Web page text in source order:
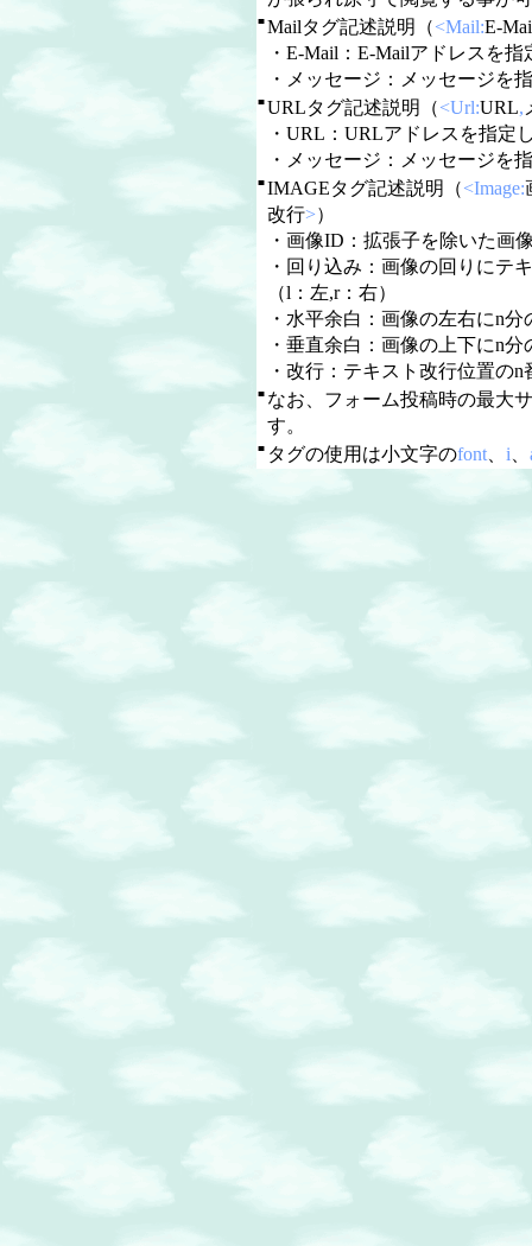
■Mailタグ記述説明（<Mail:E-
・E-Mail：E-Mailアドレスを
・メッセージ：メッセージを
■URLタグ記述説明（<Url:URL,
・URL：URLアドレスを指定
・メッセージ：メッセージを
■IMAGEタグ記述説明（<Image:
改行>）
・画像ID：拡張子を除いた画
・回り込み：画像の回りにテ
（l：左,r：右）
・水平余白：画像の左右にn
・垂直余白：画像の上下にn
・改行：テキスト改行位置の
■ なお、フォーム投稿時の最大
す。
■ タグの使用は小文字のfont、 i、